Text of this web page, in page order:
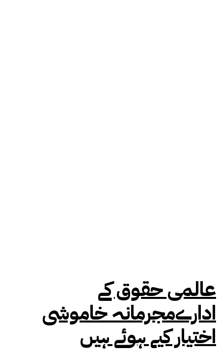
عالمی حقوق کے
ادارےمجرمانہ خاموشی
اختیار کیے ہوئے ہیں